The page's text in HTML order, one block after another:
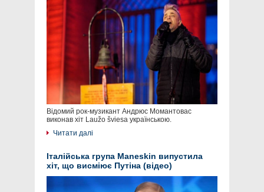
Відомий рок-музикант Андрюс Момантовас
виконав хіт Laužo šviesa українською.
Читати далі
Італійська група Maneskin випустила
хіт, що висміює Путіна (відео)